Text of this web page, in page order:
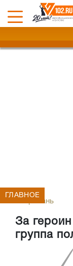
Астрахань
За
группа
ГЛАВНОЕ